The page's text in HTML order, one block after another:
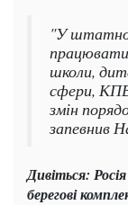
"У
працювати
школи,
сфери,
змін
запевнив
Дивіться:
берегові